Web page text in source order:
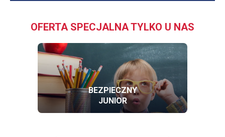
OFERTA SPECJALNA TYLKO U NAS
BEZPIECZNY
JUNIOR